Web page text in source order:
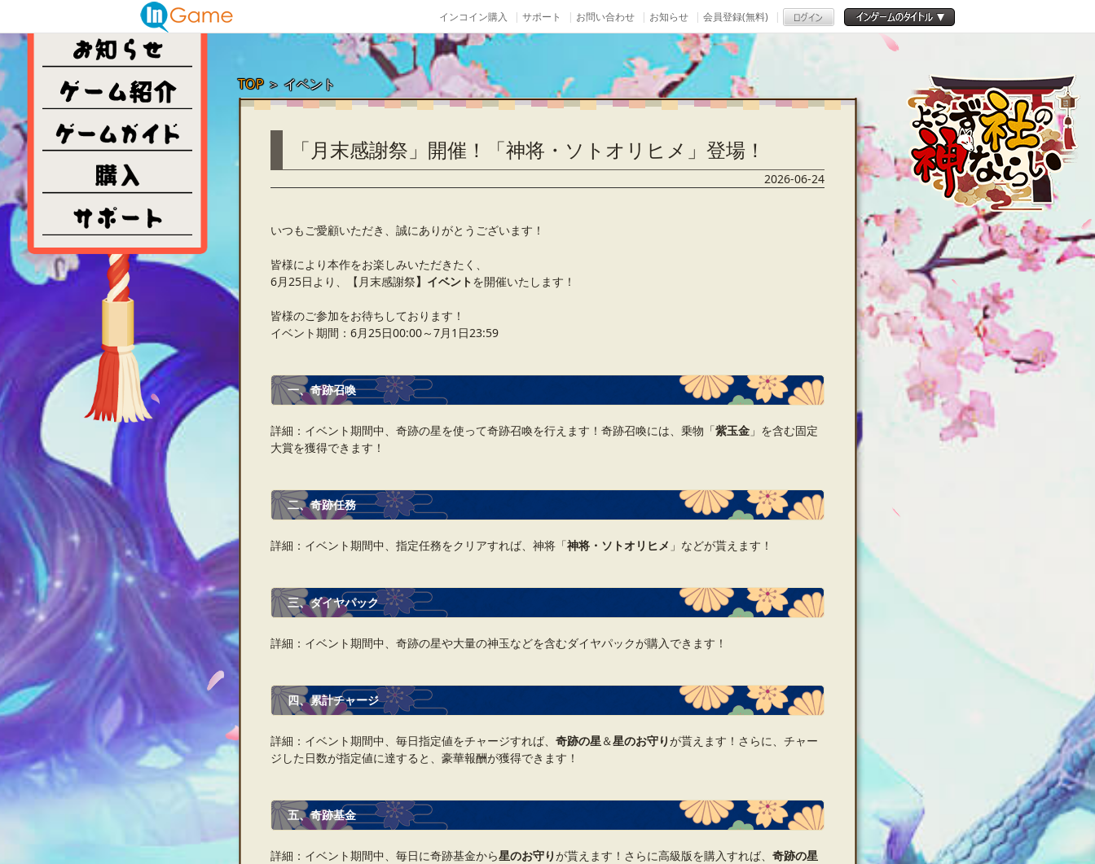
インコイン購入 サポート お問い合わせ お知らせ 会員登録(無料)
TOP＞ イベント
「月末感謝祭」開催！「神将・ソトオリヒメ」登場！
2026-06-24
いつもご愛顧いただき、誠にありがとうございます！
皆様により本作をお楽しみいただきたく、
6月25日より、【月末感謝祭】イベントを開催いたします！
皆様のご参加をお待ちしております！
イベント期間：6月25日00:00～7月1日23:59
一、奇跡召喚
詳細：イベント期間中、奇跡の星を使って奇跡召喚を行えます！奇跡召喚には、乗物「紫玉金 」を含む固定
大賞を獲得できます！
二、奇跡任務
詳細：イベント期間中、指定任務をクリアすれば、神将「神将・ソトオリヒメ 」などが貰えます！
三、ダイヤパック
詳細：イベント期間中、奇跡の星や大量の神玉などを含むダイヤパックが購入できます！
四、累計チャージ
詳細：イベント期間中、毎日指定値をチャージすれば、 奇跡の星＆星のお守りが貰えます！さらに、チャー
ジした日数が指定値に達すると、豪華報酬が獲得できます！
五、奇跡基金
詳細：イベント期間中、毎日に奇跡基金から星のお守りが貰えます！さらに高級版を購入すれば、 奇跡の星